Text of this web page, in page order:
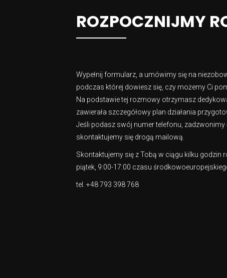
ROZPOCZNIJMY
Wypełnij formularz, a umówimy się na
podczas której dowiesz się, czy możemy Ci
Na podstawie tej rozmowy otrzymasz
zawierała szczegółowy plan działania
Jeśli podasz swój numer telefonu, zadzwonimy
skontaktujemy się drogą mailową.
Skontaktujemy się z Tobą w ciągu kilku godzin
piątek, 9:00-17:00 czasu
tel. +48 793 398 768